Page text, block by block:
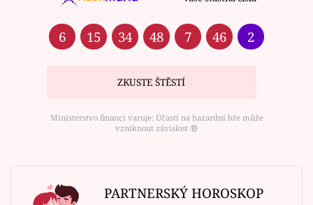
6 15 34 48 7 46 2
ZKUSTE ŠTĚSTÍ
Ministerstvo financí varuje: Účastí na hazardní hře může
vzniknout závislost ⑱
PARTNERSKÝ HOROSKOP